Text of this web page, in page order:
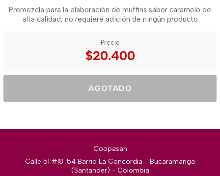
Premezcla para la elaboración de muffins sabor caramelo de
alta calidad, no requiere adición de ningún producto
Precio
$20.400
AGOTADO
Coopasan
Calle 51 #18-54 Barrio La Concordia - Bucaramanga
(Santander) - Colombia